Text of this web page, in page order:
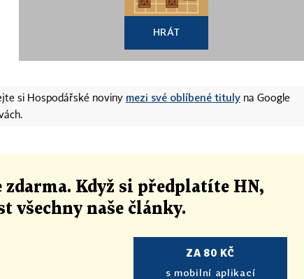
HRÁT
si Hospodářské noviny mezi své oblíbené tituly na Google
zdarma. Když si předplatíte HN,
všechny naše články.
ZA 80 KČ
s mobilní aplikací